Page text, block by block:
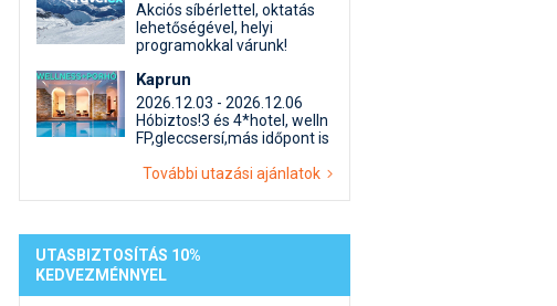
Akciós síbérlettel, oktatás
lehetőségével, helyi
programokkal várunk!
Kaprun
2026.12.03 - 2026.12.06
Hóbiztos!3 és 4*hotel, welln
FP,gleccsersí,más időpont is
További utazási ajánlatok
UTASBIZTOSÍTÁS 10%
KEDVEZMÉNNYEL